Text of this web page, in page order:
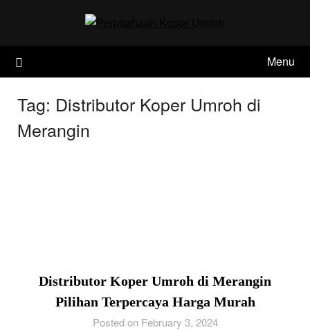
Menu
Tag: Distributor Koper Umroh di
Merangin
Distributor Koper Umroh di Merangin
Pilihan Terpercaya Harga Murah
Posted on February 3, 2024